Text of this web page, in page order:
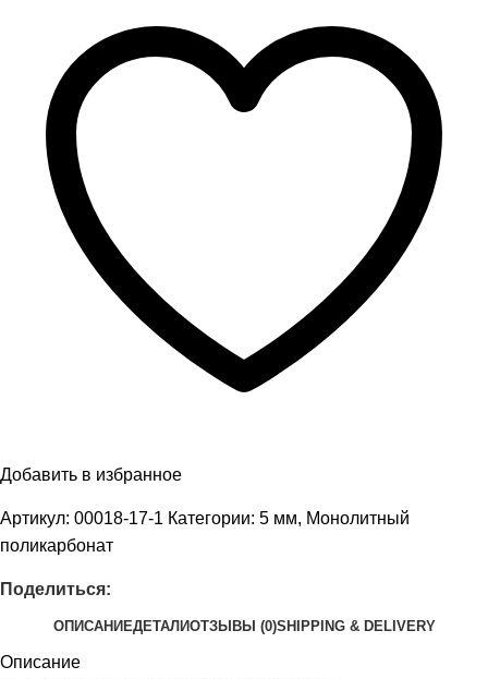
Добавить в избранное
Артикул: 00018-17-1 Категории: 5 мм, Монолитный
поликарбонат
Поделиться:
ОПИСАНИЕДЕТАЛИОТЗЫВЫ (0)SHIPPING & DELIVERY
Описание